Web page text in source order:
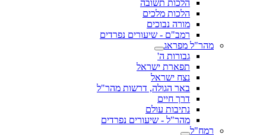
הלכות תשובה
הלכות מלכים
מורה נבוכים
רמב"ם - שיעורים נפרדים
מהר"ל מפראג
גבורות ה'
תפארת ישראל
נצח ישראל
באר הגולה, דרשות מהר"ל
דרך חיים
נתיבות עולם
מהר"ל - שיעורים נפרדים
רמח"ל